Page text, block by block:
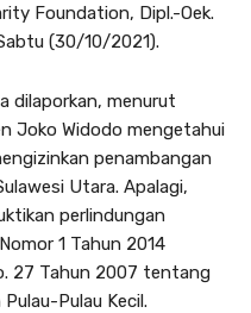
Foundation, Dipl.-Oek.
(30/10/2021).
dilaporkan, menurut
Joko Widodo mengetahui
penambangan
Utara. Apalagi,
perlindungan
1 Tahun 2014
27 Tahun 2007 tentang
Pulau Kecil.